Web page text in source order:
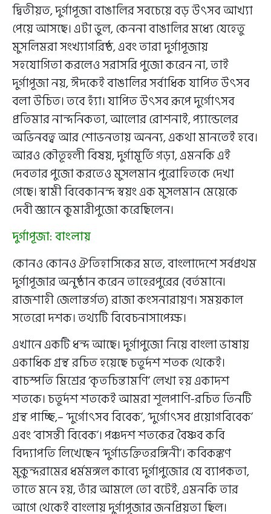
দ্বিতীয়ত, দুর্গাপূজা বাঙালির সবচেয়ে বড় উৎসব আখ্যা
পেয়ে আসছে। এটা ভুল, কেননা বাঙালির মধ্যে যেহেতু
মুসলিমরা সংখ্যাগরিষ্ঠ, এবং তারা দুর্গাপূজায়
সহযোগিতা করলেও সরাসরি পুজো করেন না, তাই
দুর্গাপূজা নয়, ঈদকেই বাঙালির সর্বাধিক যাপিত উৎসব
বলা উচিত। তবে হ্যাঁ। যাপিত উৎসব রূপে দুর্গোৎসব
প্রতিমার নান্দনিকতা, আলোর রোশনাই, প্যান্ডেলের
অভিনবত্ব আর শোভনতায় অনন্য, একথা মানতেই হবে।
আরও কৌতূহলী বিষয়, দুর্গামূর্তি গড়া, এমনকি এই
দেবতার পুজো করতেও মুসলমান পুরোহিতকে দেখা
গেছে। স্বামী বিবেকানন্দ স্বয়ং এক মুসলমান মেয়েকে
দেবী জ্ঞানে কুমারীপুজো করেছিলেন।
দুর্গাপূজা: বাংলায়
কোনও কোনও ঐতিহাসিকের মতে, বাংলাদেশে সর্বপ্রথম
দুর্গাপূজার অনুষ্ঠান করেন তাহেরপুরের (বর্তমানে৷
রাজশাহী জেলান্তর্গত) রাজা কংসনারায়ণ। সময়কাল
সতেরো দশক। তথ্যটি বিবেচনাসাপেক্ষ।
এখানে একটি ধন্দ আছে। দুর্গাপুজো নিয়ে বাংলা ভাষায়
একাধিক গ্রন্থ রচিত হয়েছে চতুর্দশ শতক থেকেই।
বাচস্পতি মিশ্রের ‘কৃতচিন্তামণি’ লেখা হয় একাদশ
শতকে। চতুর্দশ শতকেই আমরা শূলপাণি-রচিত তিনটি
গ্রন্থ পাচ্ছি,– ‘দুর্গোৎসব বিবেক’, ‘দুর্গোৎসব প্রয়োগবিবেক’
এবং ‘বাসন্তী বিবেক’। পঞ্চদশ শতকের বৈষ্ণব কবি
বিদ্যাপতি লিখেছেন ‘দুর্গাভক্তিতরঙ্গিনী’। কবিকঙ্কণ
মুকুন্দরামের ধর্মমঙ্গল কাব্যে দুর্গাপুজোর যে ব্যাপকতা,
তাতে মনে হয়, তাঁর আমলে তো বটেই, এমনকি তার
আগে থেকেই বাংলায় দুর্গাপূজার জনপ্রিয়তা ছিল।